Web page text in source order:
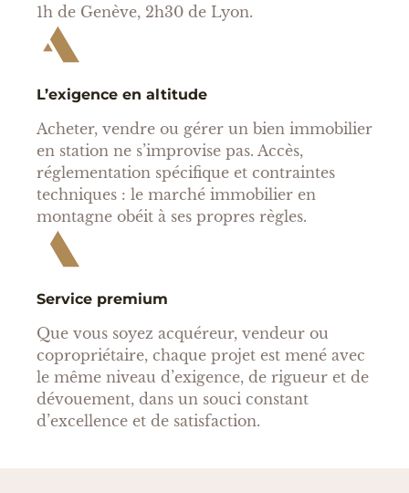
1h de Genève, 2h30 de Lyon.
L’exigence en altitude
Acheter, vendre ou gérer un bien immobilier
en station ne s’improvise pas. Accès,
réglementation spécifique et contraintes
techniques : le marché immobilier en
montagne obéit à ses propres règles.
Service premium
Que vous soyez acquéreur, vendeur ou
copropriétaire, chaque projet est mené avec
le même niveau d’exigence, de rigueur et de
dévouement, dans un souci constant
d’excellence et de satisfaction.